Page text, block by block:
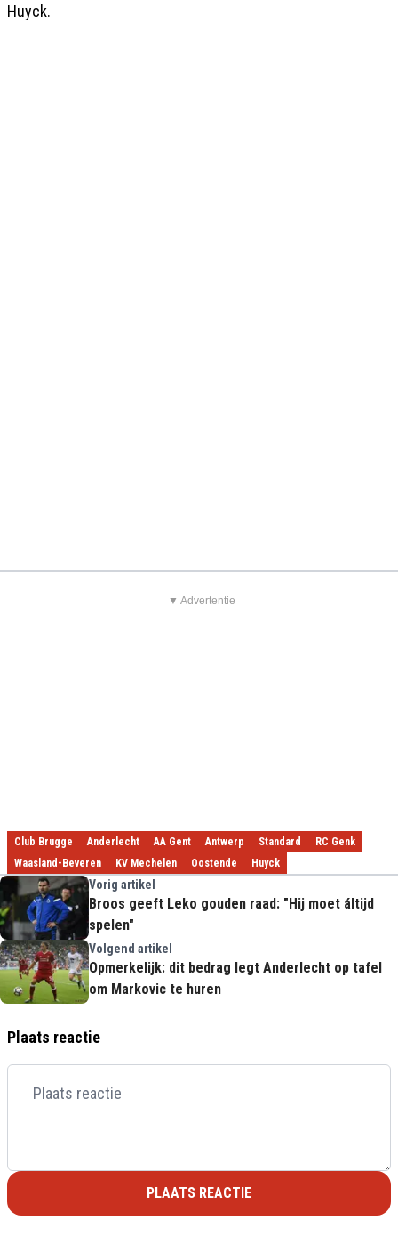
Huyck.
▼ Advertentie
Club Brugge Anderlecht AA Gent Antwerp Standard
RC Genk
Waasland-Beveren
KV Mechelen Oostende Huyck
Vorig artikel
Broos geeft Leko gouden raad: "Hij moet áltijd
spelen"
Volgend artikel
Opmerkelijk: dit bedrag legt Anderlecht op tafel
om Markovic te huren
Plaats reactie
PLAATS REACTIE